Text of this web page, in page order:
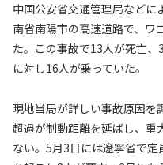
中国公安省交通管理局など
南省南陽市の高速道路で、ワ
た。この事故で13人が死亡
に対し16人が乗っていた。
現地当局が詳しい事故原因を
超過が制動距離を延ばし、重
ない。5月3日には遼寧省で